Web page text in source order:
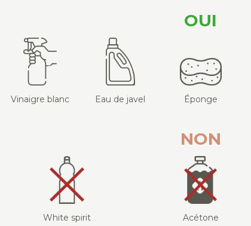
OUI
Vinaigre blanc Eau de javel Éponge
NON
White spirit Acétone